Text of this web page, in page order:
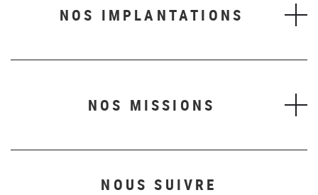
NOS IMPLANTATIONS
NOS MISSIONS
NOUS SUIVRE